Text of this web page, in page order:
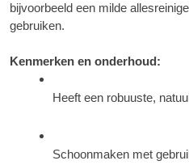
bijvoorbeeld een milde
gebruiken.
Kenmerken en onderhoud:​
Heeft een robuuste,
Schoonmaken met